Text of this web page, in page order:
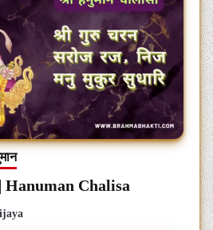
| Hanuman Chalisa